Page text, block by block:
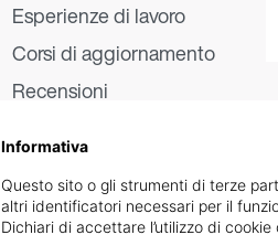
Esperienze di lavoro
Corsi di aggiornamento
Recensioni
Informativa
Questo sito o gli strumenti di terze
altri identificatori necessari per il
Dichiari di accettare l’utilizzo di